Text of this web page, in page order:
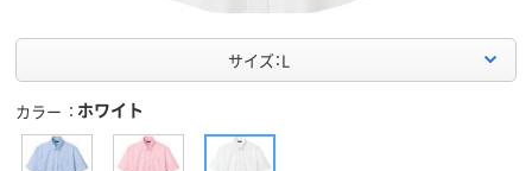
サイズ：L
カラー ホワイト